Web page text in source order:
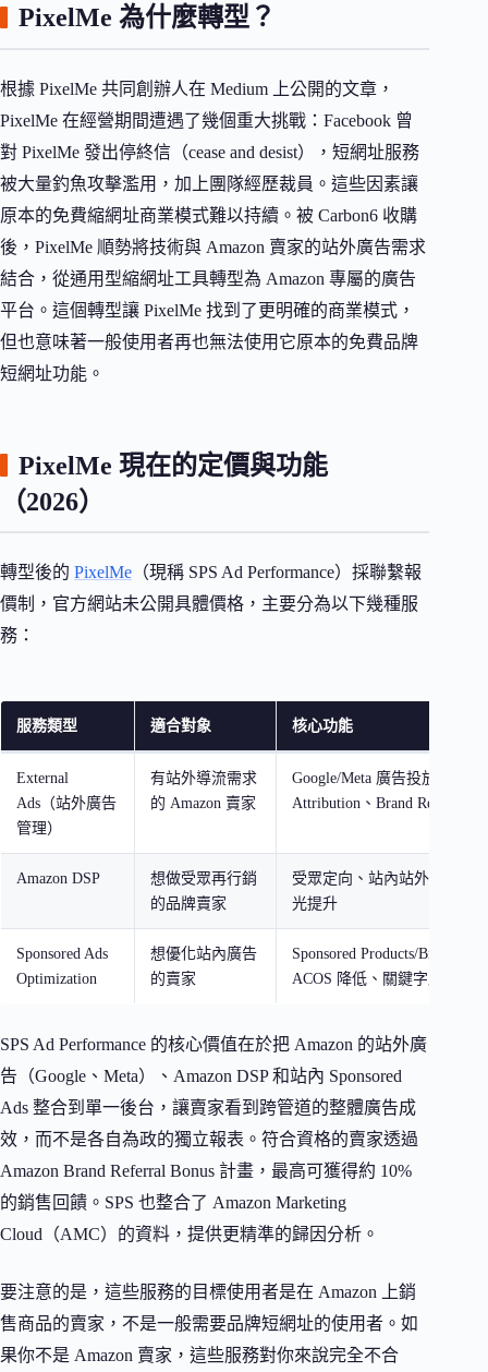
PixelMe 為什麼轉型？
根據 PixelMe 共同創辦人在 Medium 上公開的文章，
PixelMe 在經營期間遭遇了幾個重大挑戰：Facebook 曾
對 PixelMe 發出停終信（cease and desist），短網址服務
被大量釣魚攻擊濫用，加上團隊經歷裁員。這些因素讓
原本的免費縮網址商業模式難以持續。被 Carbon6 收購
後，PixelMe 順勢將技術與 Amazon 賣家的站外廣告需求
結合，從通用型縮網址工具轉型為 Amazon 專屬的廣告
平台。這個轉型讓 PixelMe 找到了更明確的商業模式，
但也意味著一般使用者再也無法使用它原本的免費品牌
短網址功能。
PixelMe 現在的定價與功能
（2026）
轉型後的 PixelMe （現稱 SPS Ad Performance）採聯繫報
價制，官方網站未公開具體價格，主要分為以下幾種服
務：
服務類型 適合對象 核心功能
External
Ads（站外廣告
管理）
有站外導流需求
的 Amazon 賣家
Google/Meta 廣告投放、
Attribution、Brand Referral
Amazon DSP
想做受眾再行銷
的品牌賣家
受眾定向、站內站外再行銷
光提升
Sponsored Ads
Optimization
想優化站內廣告
的賣家
Sponsored Products/Brands 優
ACOS 降低、關鍵字層級追蹤
SPS Ad Performance 的核心價值在於把 Amazon 的站外廣
告（Google、Meta）、Amazon DSP 和站內 Sponsored
Ads 整合到單一後台，讓賣家看到跨管道的整體廣告成
效，而不是各自為政的獨立報表。符合資格的賣家透過
Amazon Brand Referral Bonus 計畫，最高可獲得約 10%
的銷售回饋。SPS 也整合了 Amazon Marketing
Cloud（AMC）的資料，提供更精準的歸因分析。
要注意的是，這些服務的目標使用者是在 Amazon 上銷
售商品的賣家，不是一般需要品牌短網址的使用者。如
果你不是 Amazon 賣家，這些服務對你來說完全不合